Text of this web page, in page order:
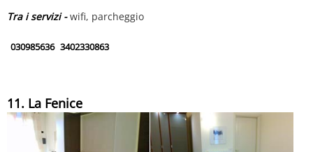
Tra i servizi -wifi, parcheggio
030985636 3402330863
11. La Fenice